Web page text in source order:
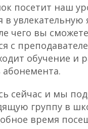
посетит наш
в
чего вы cможете
с
обучение и
абонемента.
сейчас и мы
группу в
время